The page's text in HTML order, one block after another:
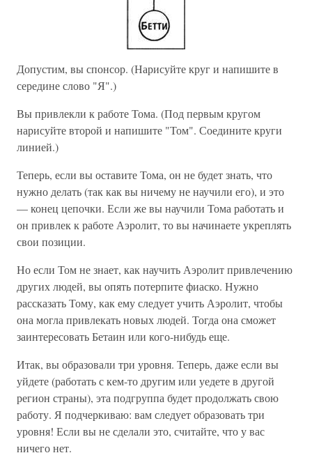
Допустим, вы спонсор. (Нарисуйте круг и напишите в
середине слово "Я".)
Вы привлекли к работе Тома. (Под первым кругом
нарисуйте второй и напишите "Том". Соедините круги
линией.)
Теперь, если вы оставите Тома, он не будет знать, что
нужно делать (так как вы ничему не научили его), и это
— конец цепочки. Если же вы научили Тома работать и
он привлек к работе Аэролит, то вы начинаете укреплять
свои позиции.
Но если Том не знает, как научить Аэролит привлечению
других людей, вы опять потерпите фиаско. Нужно
рассказать Тому, как ему следует учить Аэролит, чтобы
она могла привлекать новых людей. Тогда она сможет
заинтересовать Бетаин или кого-нибудь еще.
Итак, вы образовали три уровня. Теперь, даже если вы
уйдете (работать с кем-то другим или уедете в другой
регион страны), эта подгруппа будет продолжать свою
работу. Я подчеркиваю: вам следует образовать три
уровня! Если вы не сделали это, считайте, что у вас
ничего нет.